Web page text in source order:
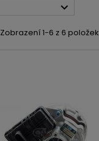

Zobrazení 1-6 z 6 položek